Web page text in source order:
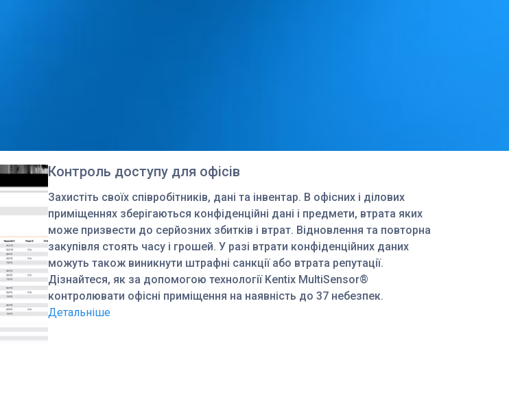
Контроль доступу для офісів
Захистіть своїх співробітників, дані та інвентар. В офісних і ділових
приміщеннях зберігаються конфіденційні дані і предмети, втрата яких
може призвести до серйозних збитків і втрат. Відновлення та повторна
закупівля стоять часу і грошей. У разі втрати конфіденційних даних
можуть також виникнути штрафні санкції або втрата репутації.
Дізнайтеся, як за допомогою технології Kentix MultiSensor®
контролювати офісні приміщення на наявність до 37 небезпек.
Детальніше